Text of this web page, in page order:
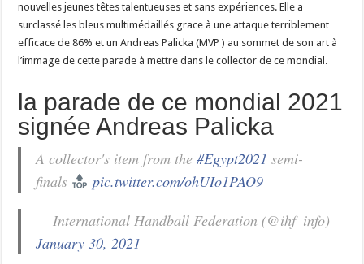
nouvelles jeunes têtes talentueuses et sans expériences. Elle a
surclassé les bleus multimédaillés grace à une attaque terriblement
efficace de 86% et un Andreas Palicka (MVP ) au sommet de son art à
l’immage de cette parade à mettre dans le collector de ce mondial.
la parade de ce mondial 2021
signée Andreas Palicka
A collector's item from the#Egypt2021 semi-
finals
pic.twitter.com/ohUIo1PAO9
— International Handball Federation (@ihf_info)
January 30, 2021